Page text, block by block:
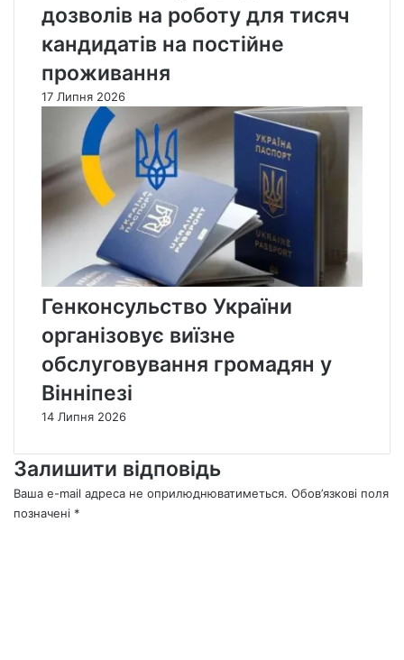
дозволів на роботу для тисяч
кандидатів на постійне
проживання
17 Липня 2026
Генконсульство України
організовує виїзне
обслуговування громадян у
Вінніпезі
14 Липня 2026
Залишити відповідь
Ваша e-mail адреса не оприлюднюватиметься. Обов’язкові поля
позначені *